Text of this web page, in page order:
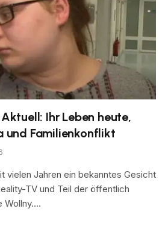
Ihr Leben heute,
und Familienkonflikt
vielen Jahren ein bekanntes Gesicht
TV und Teil der öffentlich
Wollny.…